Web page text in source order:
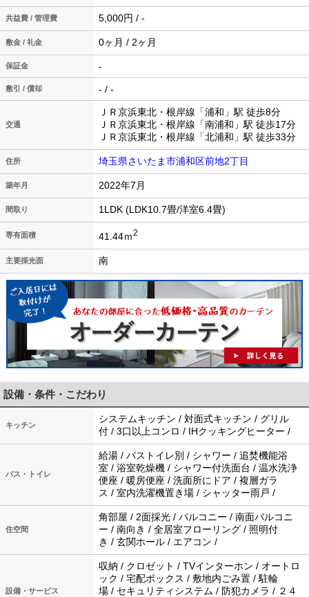
共益費 / 管理費 5,000円 / -
敷金 / 礼金 0ヶ月 / 2ヶ月
保証金 -
敷引 / 償却 - / -
交通
ＪＲ京浜東北・根岸線「浦和」駅 徒歩8分
ＪＲ京浜東北・根岸線「南浦和」駅 徒歩17分
ＪＲ京浜東北・根岸線「北浦和」駅 徒歩33分
住所 埼玉県さいたま市浦和区前地2丁目
築年月 2022年7月
間取り 1LDK (LDK10.7畳/洋室6.4畳)
専有面積 41.44ｍ2
主要採光面 南
設備・条件・こだわり
キッチン
システムキッチン / 対面式キッチン / グリル
付 / 3口以上コンロ / IHクッキングヒーター /
バス・トイレ
給湯 / バストイレ別 / シャワー / 追焚機能浴
室 / 浴室乾燥機 / シャワー付洗面台 / 温水洗浄
便座 / 暖房便座 / 洗面所にドア / 複層ガラ
ス / 室内洗濯機置き場 / シャッター雨戸 /
住空間
角部屋 / 2面採光 / バルコニー / 南面バルコニ
ー / 南向き / 全居室フローリング / 照明付
き / 玄関ホール / エアコン /
設備・サービス
収納 / クロゼット / TVインターホン / オートロ
ック / 宅配ボックス / 敷地内ごみ置 / 駐輪
場 / セキュリティシステム / 防犯カメラ / ２４